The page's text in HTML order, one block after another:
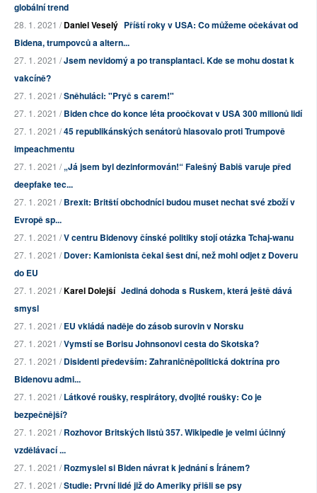
globální trend
28. 1. 2021 /Daniel Veselý Příští roky v USA: Co můžeme očekávat od
Bidena, trumpovců a altern...
27. 1. 2021 /Jsem nevidomý a po transplantaci. Kde se mohu dostat k
vakcíně?
27. 1. 2021 /Sněhuláci: "Pryč s carem!"
27. 1. 2021 /Biden chce do konce léta proočkovat v USA 300 milionů lidí
27. 1. 2021 /45 republikánských senátorů hlasovalo proti Trumpově
impeachmentu
27. 1. 2021 /„Já jsem byl dezinformován!“ Falešný Babiš varuje před
deepfake tec...
27. 1. 2021 /Brexit: Britští obchodníci budou muset nechat své zboží v
Evropě sp...
27. 1. 2021 /V centru Bidenovy čínské politiky stojí otázka Tchaj-wanu
27. 1. 2021 /Dover: Kamionista čekal šest dní, než mohl odjet z Doveru
do EU
27. 1. 2021 /Karel Dolejší Jediná dohoda s Ruskem, která ještě dává
smysl
27. 1. 2021 /EU vkládá naděje do zásob surovin v Norsku
27. 1. 2021 /Vymstí se Borisu Johnsonovi cesta do Skotska?
27. 1. 2021 /Disidenti především: Zahraničněpolitická doktrína pro
Bidenovu admi...
27. 1. 2021 /Látkové roušky, respirátory, dvojité roušky: Co je
bezpečnější?
27. 1. 2021 /Rozhovor Britských listů 357. Wikipedie je velmi účinný
vzdělávací ...
27. 1. 2021 /Rozmyslel si Biden návrat k jednání s Íránem?
27. 1. 2021 /Studie: První lidé již do Ameriky přišli se psy